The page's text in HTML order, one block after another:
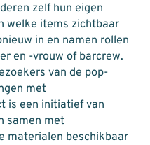
zelf hun eigen
welke items zichtbaar
in en namen rollen
en -vrouw of barcrew.
van de pop-
met
is een initiatief van
samen met
materialen beschikbaar